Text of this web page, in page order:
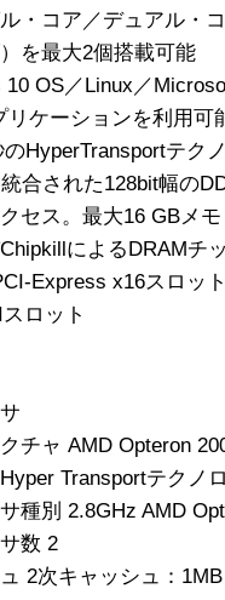
ル・コア／デュアル・
を最大2個搭載可能
10 OS／Linux／
リケーションを利用可
のHyperTransportテク
統合された128bit幅の
セス。最大16 GBメ
によるDRAMチ
Express x16スロッ
ロット
チャ AMD Opteron
Transportテクノ
種別 2.8GHz AMD
数 2
2次キャッシュ：1MB